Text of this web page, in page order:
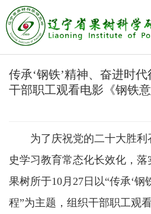
传承‘钢铁’精神、奋进时
干部职工观看电影《钢铁意
为了庆祝党的二十大胜
史学习教育常态化长效化，落
果树所于10月27日以“传承‘钢
程”为主题，组织干部职工观